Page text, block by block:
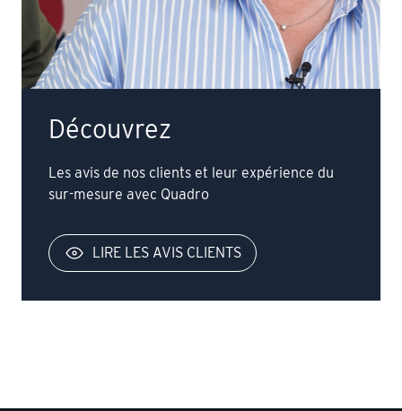
Découvrez
Les avis de nos clients et leur expérience du
sur-mesure avec Quadro
LIRE LES AVIS CLIENTS